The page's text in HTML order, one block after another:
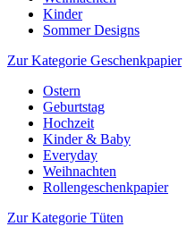
Kinder
Sommer Designs
Zur Kategorie Geschenkpapier
Ostern
Geburtstag
Hochzeit
Kinder & Baby
Everyday
Weihnachten
Rollengeschenkpapier
Zur Kategorie Tüten